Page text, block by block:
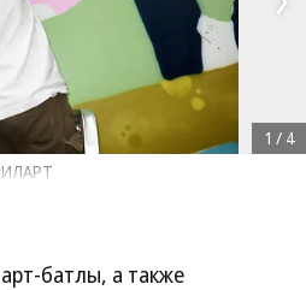
1 / 4
батлы, а также